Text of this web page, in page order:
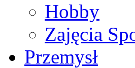
Hobby
Zajęcia
Przemysł